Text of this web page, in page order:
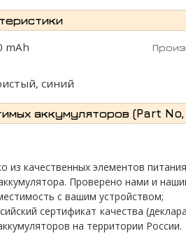
mAh
синий
аккумуляторов (Part No,
из качественных элементов
Проверено нами и
с вашим устройством;
сертификат качества
на территории России.